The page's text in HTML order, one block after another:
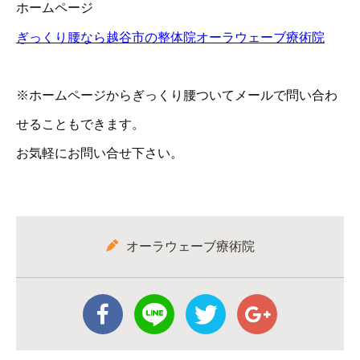
ホームページ
ぎっくり腰なら越谷市の整体院オーラウェーブ療術院
※ホームページからぎっくり腰ついてメールで問い合わ
せることもできます。
お気軽にお問い合せ下さい。
オーラウェーブ療術院